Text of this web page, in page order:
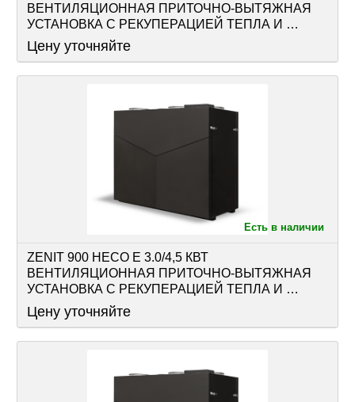
ВЕНТИЛЯЦИОННАЯ ПРИТОЧНО-ВЫТЯЖНАЯ
УСТАНОВКА С РЕКУПЕРАЦИЕЙ ТЕПЛА И
ВЛАГИ ОСНАЩЕНА РЕКУПЕРАТОРОМ И
АВТОМАТИКОЙ
Цену уточняйте
Есть в наличии
ZENIT 900 HECO E 3.0/4,5 КВТ
ВЕНТИЛЯЦИОННАЯ ПРИТОЧНО-ВЫТЯЖНАЯ
УСТАНОВКА С РЕКУПЕРАЦИЕЙ ТЕПЛА И
ВЛАГИ ОСНАЩЕНА РЕКУПЕРАТОРОМ И
АВТОМАТИКОЙ
Цену уточняйте